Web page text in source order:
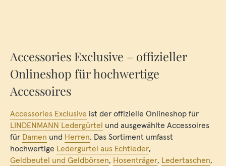
Accessories Exclusive – offizieller
Onlineshop für hochwertige
Accessoires
Accessories Exclusive ist der offizielle Onlineshop für
LINDENMANN Ledergürtel und ausgewählte Accessoires
für Damen und Herren. Das Sortiment umfasst
hochwertige Ledergürtel aus Echtleder,
Geldbeutel und Geldbörsen, Hosenträger, Ledertaschen,